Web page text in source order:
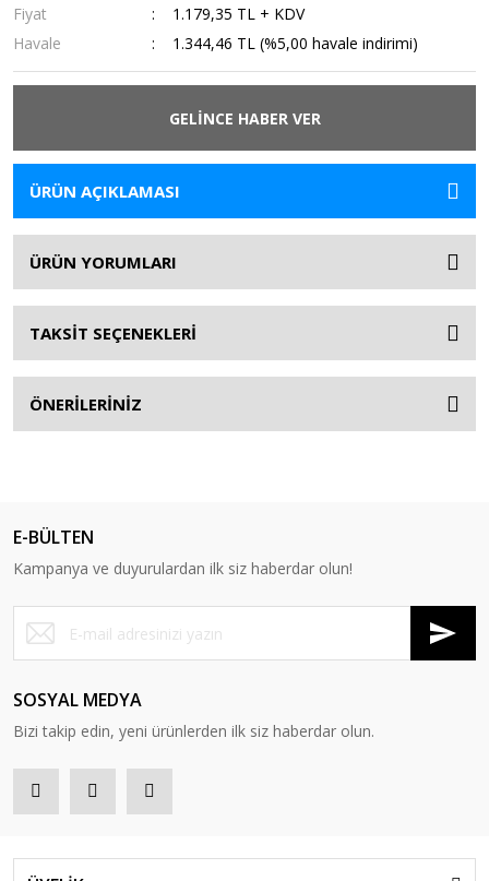
Fiyat
1.179,35 TL + KDV
Havale
1.344,46 TL (%5,00 havale indirimi)
GELİNCE HABER VER
ÜRÜN AÇIKLAMASI
ÜRÜN YORUMLARI
TAKSİT SEÇENEKLERİ
ÖNERİLERİNİZ
E-BÜLTEN
Kampanya ve duyurulardan ilk siz haberdar olun!
SOSYAL MEDYA
Bizi takip edin, yeni ürünlerden ilk siz haberdar olun.